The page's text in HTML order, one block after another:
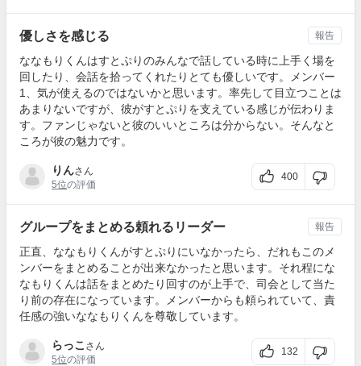
優しさを感じる
ななもりくんはすとぷりのみんなで話している時に上手く場を
回したり、会話を拾ってくれたりとても優しいです。メンバー
1、気が使えるのではないかと思います。率先して目立つことは
あまりないですが、彼がすとぷりを支えている感じが伝わりま
す。ファンじゃないと彼のいいところは分からない。そんなと
ころが彼の魅力です。
りんさん
5位の評価
400
報告
グループをまとめる頼れるリーダー
正直、ななもりくんがすとぷりにいなかったら、だれもこのメ
ンバーをまとめることが出来なかったと思います。それ程にな
なもりくんは話をまとめたり回すのが上手で、司会として当た
り前の存在になっています。メンバーからも頼られていて、責
任感の強いななもりくんを尊敬しています。
らっこ さん
5位の評価
132
報告